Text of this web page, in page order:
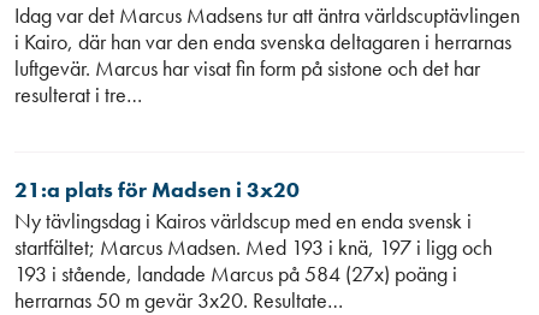
Idag var det Marcus Madsens tur att äntra världscuptävlingen
i Kairo, där han var den enda svenska deltagaren i herrarnas
luftgevär. Marcus har visat fin form på sistone och det har
resulterat i tre…
21:a plats för Madsen i 3x20
Ny tävlingsdag i Kairos världscup med en enda svensk i
startfältet; Marcus Madsen. Med 193 i knä, 197 i ligg och
193 i stående, landade Marcus på 584 (27x) poäng i
herrarnas 50 m gevär 3x20. Resultate…